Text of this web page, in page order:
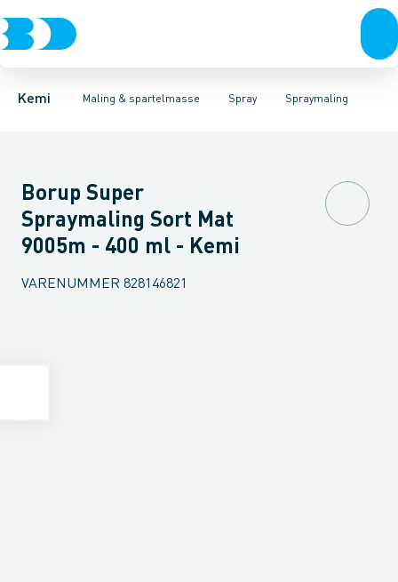
Kemi Maling & spartelmasse
FugemassePakkegrejBeton & mørtelLim Olie & smøremidler
Spray
Udendørs brugSpraySpartelmasseMalerværktøjRengøring
Spraymaling
SpraymalingMarkeringsspray GrunderLak Rustbeskyttelse
Borup Super
Spraymaling Sort Mat
9005m - 400 ml - Kemi
VARENUMMER 828146821